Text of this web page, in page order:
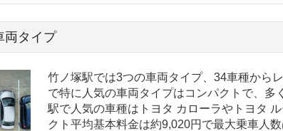
両タイプ
竹ノ塚駅では3つの車両タイプ、34車種から
で特に人気の車両タイプはコンパクトで、
駅で人気の車種はトヨタ カローラやトヨタ
クト平均基本料金は約9,020円で最大乗車人